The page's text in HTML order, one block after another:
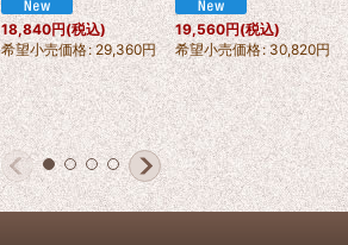
18,840円(税込)
希望小売価格: 29,360円
19,560円(税込)
希望小売価格: 30,820円